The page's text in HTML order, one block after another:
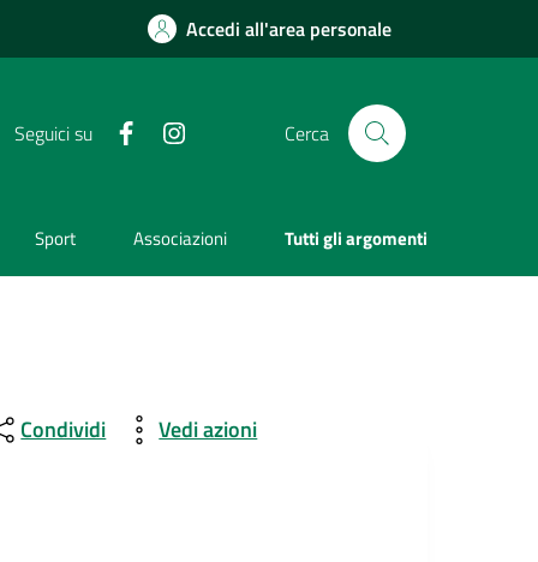
Accedi all'area personale
Seguici su Facebook Cerca
Sport Associazioni Tutti gli argomenti
Condividi Vedi azioni